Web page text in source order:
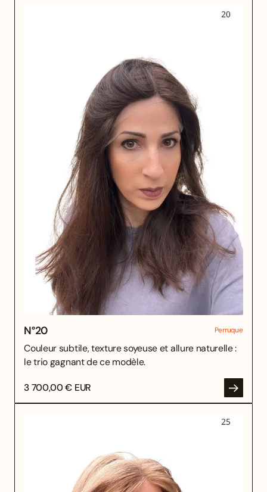
N°20 Perruque
Couleur subtile, texture soyeuse et allure naturelle :
le trio gagnant de ce modèle.
3 700,00 € EUR